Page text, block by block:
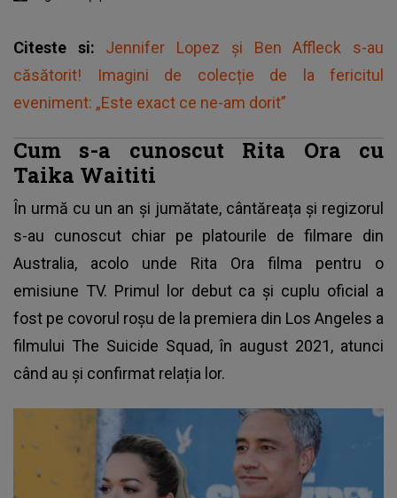
Citeste si: Jennifer Lopez și Ben Affleck s-au
căsătorit! Imagini de colecție de la fericitul
eveniment: „Este exact ce ne-am dorit”
Cum s-a cunoscut Rita Ora cu
Taika Waititi
În urmă cu un an și jumătate, cântăreața și regizorul
s-au cunoscut chiar pe platourile de filmare din
Australia, acolo unde Rita Ora filma pentru o
emisiune TV. Primul lor debut ca și cuplu oficial a
fost pe covorul roșu de la premiera din Los Angeles a
filmului The Suicide Squad, în august 2021, atunci
când au și confirmat relația lor.